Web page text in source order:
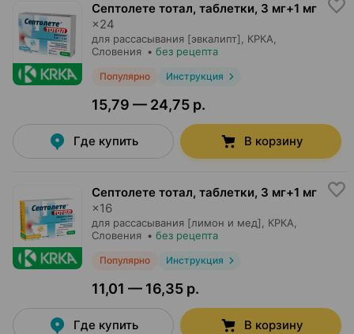
Септолете тотал, таблетки, 3 мг+1 мг
×24
для рассасывания [эвкалипт], КРКА,
Словения • без рецепта
Популярно Инструкция
15,79 — 24,75 р.
Где купить В корзину
Септолете тотал, таблетки, 3 мг+1 мг
×16
для рассасывания [лимон и мед], КРКА,
Словения • без рецепта
Популярно Инструкция
11,01 — 16,35 р.
Где купить В корзину